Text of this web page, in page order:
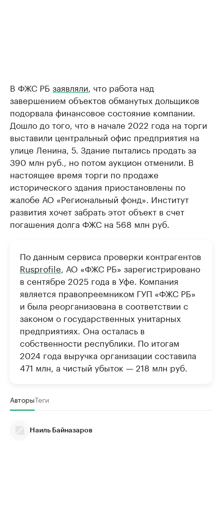
В ФЖС РБ заявляли , что работа над
завершением объектов обманутых дольщиков
подорвала финансовое состояние компании.
Дошло до того, что в начале 2022 года на торги
выставили центральный офис предприятия на
улице Ленина, 5. Здание пытались продать за
390 млн руб., но потом аукцион отменили. В
настоящее время торги по продаже
исторического здания приостановлены по
жалобе АО «Региональный фонд». Институт
развития хочет забрать этот объект в счет
погашения долга ФЖС на 568 млн руб.
По данным сервиса проверки контрагентов
Rusprofile , АО «ФЖС РБ» зарегистрировано
в сентябре 2025 года в Уфе. Компания
является правопреемником ГУП «ФЖС РБ»
и была реорганизована в соответствии с
законом о государственных унитарных
предприятиях. Она осталась в
собственности республики. По итогам
2024 года выручка организации составила
471 млн, а чистый убыток — 218 млн руб.
АвторыТеги
Наиль Байназаров